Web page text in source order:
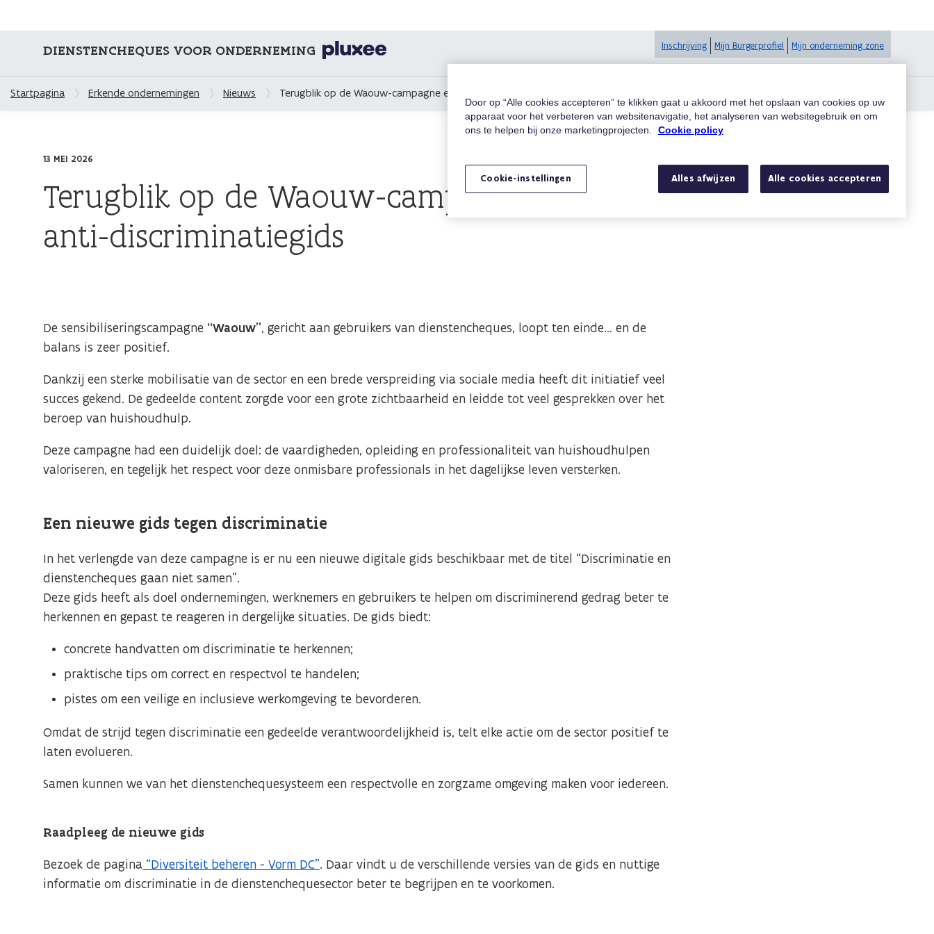
DIENSTENCHEQUES VOOR ONDERNEMING Inschrijving Mijn Burgerprofiel Mijn onderneming zone
Startpagina Erkende ondernemingen Nieuws Terugblik op de Waouw-campagne en lancering van de anti-discriminatiegids
13 MEI 2026
Terugblik op de Waouw-campagne en lancering van de
anti-discriminatiegids
De sensibiliseringscampagne “Waouw”, gericht aan gebruikers van dienstencheques, loopt ten einde… en de
balans is zeer positief.
Dankzij een sterke mobilisatie van de sector en een brede verspreiding via sociale media heeft dit initiatief veel
succes gekend. De gedeelde content zorgde voor een grote zichtbaarheid en leidde tot veel gesprekken over het
beroep van huishoudhulp.
Deze campagne had een duidelijk doel: de vaardigheden, opleiding en professionaliteit van huishoudhulpen
valoriseren, en tegelijk het respect voor deze onmisbare professionals in het dagelijkse leven versterken.
Een nieuwe gids tegen discriminatie
In het verlengde van deze campagne is er nu een nieuwe digitale gids beschikbaar met de titel “Discriminatie en
dienstencheques gaan niet samen”.
Deze gids heeft als doel ondernemingen, werknemers en gebruikers te helpen om discriminerend gedrag beter te
herkennen en gepast te reageren in dergelijke situaties. De gids biedt:
concrete handvatten om discriminatie te herkennen;
praktische tips om correct en respectvol te handelen;
pistes om een veilige en inclusieve werkomgeving te bevorderen.
Omdat de strijd tegen discriminatie een gedeelde verantwoordelijkheid is, telt elke actie om de sector positief te
laten evolueren.
Samen kunnen we van het dienstenchequesysteem een respectvolle en zorgzame omgeving maken voor iedereen.
Raadpleeg de nieuwe gids
Bezoek de pagina “Diversiteit beheren - Vorm DC”. Daar vindt u de verschillende versies van de gids en nuttige
informatie om discriminatie in de dienstenchequesector beter te begrijpen en te voorkomen.
Door op “Alle cookies accepteren” te klikken gaat u akkoord met het opslaan van cookies op uw
apparaat voor het verbeteren van websitenavigatie, het analyseren van websitegebruik en om
ons te helpen bij onze marketingprojecten.
Cookie policy
Alles afwijzen Alle cookies accepteren
Cookie-instellingen